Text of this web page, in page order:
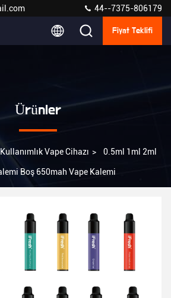
44--7375-806179
Fiyat Teklifi
Ürünler
Vape Cihazı > 0.5ml 1ml 2ml
Boş 650mah Vape Kalemi